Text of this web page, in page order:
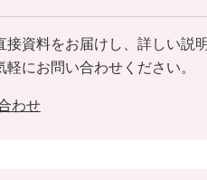
接資料をお届けし、詳しい説
にお問い合わせください。
わせ